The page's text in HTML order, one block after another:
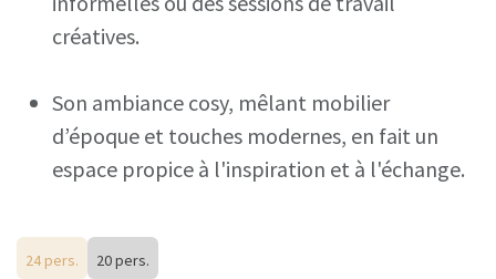
créatives.
Son ambiance cosy, mêlant mobilier
d’époque et touches modernes, en fait un
espace propice à l'inspiration et à l'échange.
24 pers. 20 pers.